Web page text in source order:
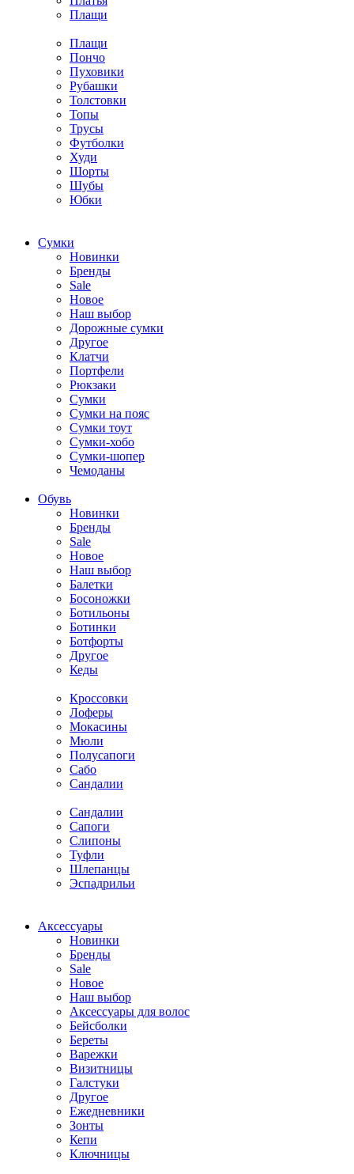
Плащи
Плащи
Пончо
Пуховики
Рубашки
Толстовки
Топы
Трусы
Футболки
Худи
Шорты
Шубы
Юбки
Cумки
Новинки
Бренды
Sale
Новое
Наш выбор
Дорожные сумки
Другое
Клатчи
Портфели
Рюкзаки
Сумки
Сумки на пояс
Сумки тоут
Сумки-хобо
Сумки-шопер
Чемоданы
Обувь
Новинки
Бренды
Sale
Новое
Наш выбор
Балетки
Босоножки
Ботильоны
Ботинки
Ботфорты
Другое
Кеды
Кроссовки
Лоферы
Мокасины
Мюли
Полусапоги
Сабо
Сандалии
Сандалии
Сапоги
Слипоны
Туфли
Шлепанцы
Эспадрильи
Аксессуары
Новинки
Бренды
Sale
Новое
Наш выбор
Аксессуары для волос
Бейсболки
Береты
Варежки
Визитницы
Галстуки
Другое
Ежедневники
Зонты
Кепи
Ключницы